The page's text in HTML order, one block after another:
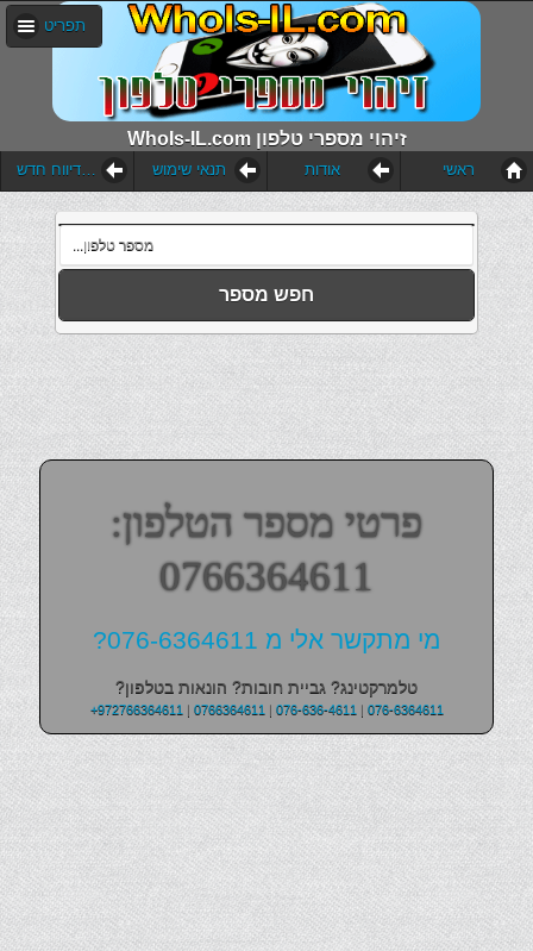
WhoIs-IL.com זיהוי מספרי טלפון
תפריט
הוסף דיווח חדש תנאי שימוש אודות ראשי
חפש מספר
פרטי מספר הטלפון:
0766364611
מי מתקשר אלי מ 076-6364611?
טלמרקטינג? גביית חובות? הונאות בטלפון?
+972766364611| 0766364611| 076-636-4611| 076-6364611